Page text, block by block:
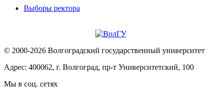
Выборы ректора
© 2000-2026 Волгоградский государственный университет
Адрес: 400062, г. Волгоград, пр-т Университетский, 100
Мы в соц. сетях